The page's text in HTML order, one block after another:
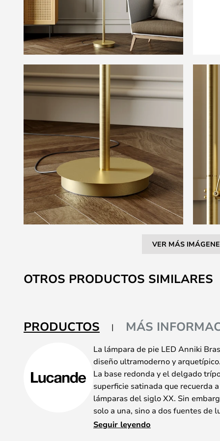
VER MÁS
al
comienzo
galería
de
OTROS PRODUCTOS SIMILARES
PRODUCTOS MÁS
La lámpara de pie LED Anniki
diseño ultramoderno y arquetípico.
La base redonda y el delgado
superficie satinada que recuerda
lámparas del siglo XX. Sin
solo a una, sino a dos fuentes de
propia función, se aprecia la
Seguir leyendo